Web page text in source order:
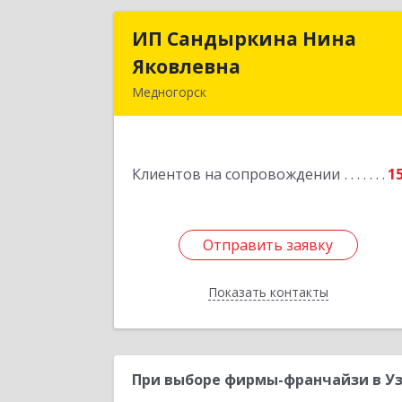
ИП Сандыркина Нина
Яковлевна
Медногорск
Клиентов на сопровождении
Отправить заявку
Показать контакты
ИП Сандыркина Нина
Отправить заявку
Назад
При выборе фирмы-франчайзи в